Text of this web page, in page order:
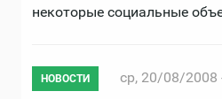
некоторые социальные
НОВОСТИ ср, 20/08/2008